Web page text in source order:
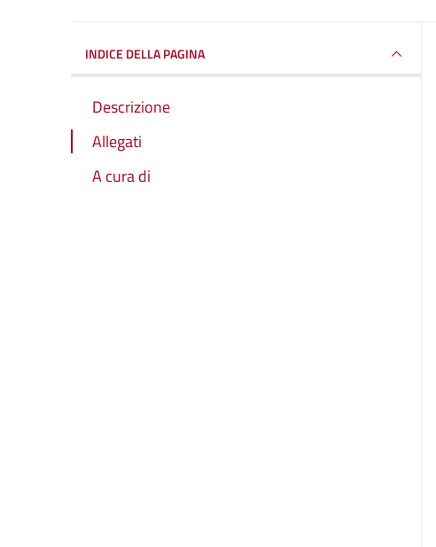
INDICE DELLA PAGINA
Descrizione
Allegati
A cura di